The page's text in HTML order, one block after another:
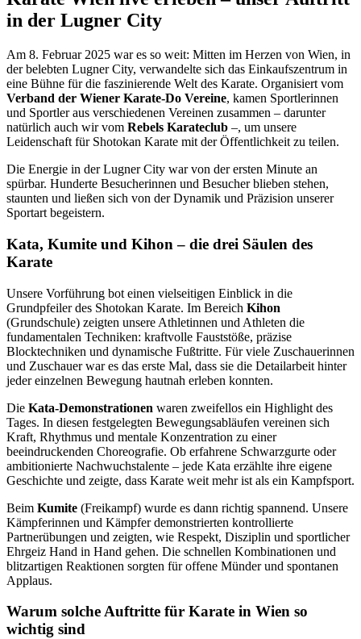
in der Lugner City
Am 8. Februar 2025 war es so weit: Mitten im Herzen von Wien, in
der belebten Lugner City, verwandelte sich das Einkaufszentrum in
eine Bühne für die faszinierende Welt des Karate. Organisiert vom
Verband der Wiener Karate-Do Vereine, kamen Sportlerinnen
und Sportler aus verschiedenen Vereinen zusammen – darunter
natürlich auch wir vom Rebels Karateclub –, um unsere
Leidenschaft für Shotokan Karate mit der Öffentlichkeit zu teilen.
Die Energie in der Lugner City war von der ersten Minute an
spürbar. Hunderte Besucherinnen und Besucher blieben stehen,
staunten und ließen sich von der Dynamik und Präzision unserer
Sportart begeistern.
Kata, Kumite und Kihon – die drei Säulen des
Karate
Unsere Vorführung bot einen vielseitigen Einblick in die
Grundpfeiler des Shotokan Karate. Im Bereich Kihon
(Grundschule) zeigten unsere Athletinnen und Athleten die
fundamentalen Techniken: kraftvolle Fauststöße, präzise
Blocktechniken und dynamische Fußtritte. Für viele Zuschauerinnen
und Zuschauer war es das erste Mal, dass sie die Detailarbeit hinter
jeder einzelnen Bewegung hautnah erleben konnten.
Die Kata-Demonstrationen waren zweifellos ein Highlight des
Tages. In diesen festgelegten Bewegungsabläufen vereinen sich
Kraft, Rhythmus und mentale Konzentration zu einer
beeindruckenden Choreografie. Ob erfahrene Schwarzgurte oder
ambitionierte Nachwuchstalente – jede Kata erzählte ihre eigene
Geschichte und zeigte, dass Karate weit mehr ist als ein Kampfsport.
Beim Kumite (Freikampf) wurde es dann richtig spannend. Unsere
Kämpferinnen und Kämpfer demonstrierten kontrollierte
Partnerübungen und zeigten, wie Respekt, Disziplin und sportlicher
Ehrgeiz Hand in Hand gehen. Die schnellen Kombinationen und
blitzartigen Reaktionen sorgten für offene Münder und spontanen
Applaus.
Warum solche Auftritte für Karate in Wien so
wichtig sind